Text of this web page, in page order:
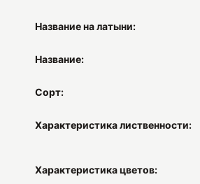
Название на латыни:
Название:
Сорт:
Характеристика лиственности:
Характеристика цветов: